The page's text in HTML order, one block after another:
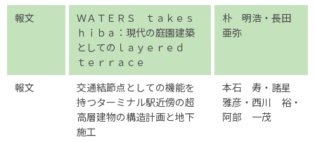
報文
ＷＡＴＥＲＳ ｔａｋｅｓ
ｈｉｂａ：現代の庭園建築
としてのｌａｙｅｒｅｄ
ｔｅｒｒａｃｅ
朴 明浩・長田
亜弥
報文
交通結節点としての機能を
持つターミナル駅近傍の超
高層建物の構造計画と地下
施工
本石 寿・諸星
雅彦・西川 裕・
阿部 一茂